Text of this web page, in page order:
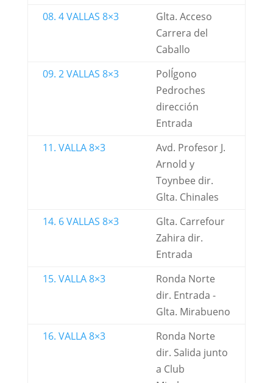
08. 4 VALLAS 8×3
Glta. Acceso
Carrera del
Caballo
09. 2 VALLAS 8×3
PolÍgono
Pedroches
dirección
Entrada
11. VALLA 8×3
Avd. Profesor J.
Arnold y
Toynbee dir.
Glta. Chinales
14. 6 VALLAS 8×3
Glta. Carrefour
Zahira dir.
Entrada
15. VALLA 8×3
Ronda Norte
dir. Entrada -
Glta. Mirabueno
16. VALLA 8×3
Ronda Norte
dir. Salida junto
a Club